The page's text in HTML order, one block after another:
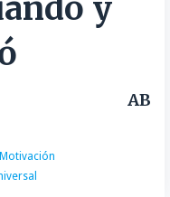
y
AB